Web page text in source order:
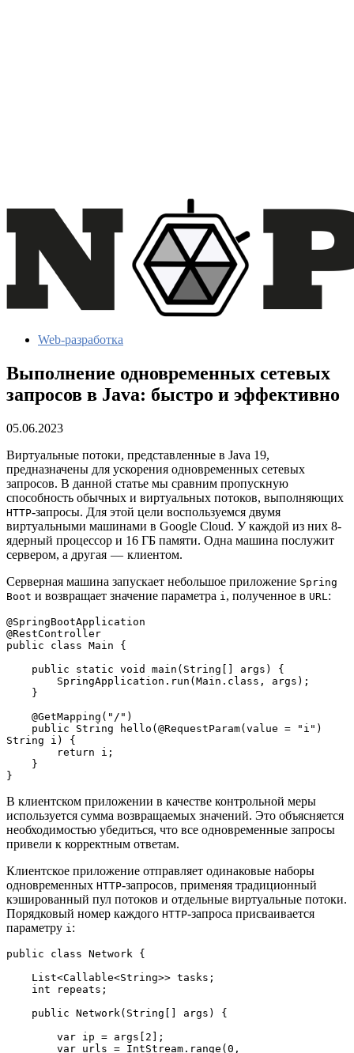
Web-разработка
Выполнение одновременных сетевых
запросов в Java: быстро и эффективно
05.06.2023
Виртуальные потоки, представленные в Java 19,
предназначены для ускорения одновременных сетевых
запросов. В данной статье мы сравним пропускную
способность обычных и виртуальных потоков, выполняющих
HTTP-запросы. Для этой цели воспользуемся двумя
виртуальными машинами в Google Cloud. У каждой из них 8-
ядерный процессор и 16 ГБ памяти. Одна машина послужит
сервером, а другая — клиентом.
Серверная машина запускает небольшое приложение Spring
Boot и возвращает значение параметра i , полученное в URL :
@SpringBootApplication
@RestController
public class Main {
    public static void main(String[] args) {
        SpringApplication.run(Main.class, args);
    }
    @GetMapping("/")
String i) {
        return i;
    }
}
В клиентском приложении в качестве контрольной меры
используется сумма возвращаемых значений. Это объясняется
необходимостью убедиться, что все одновременные запросы
привели к корректным ответам.
Клиентское приложение отправляет одинаковые наборы
одновременных HTTP-запросов, применяя традиционный
кэшированный пул потоков и отдельные виртуальные потоки.
Порядковый номер каждого HTTP-запроса присваивается
параметру i :
public class Network {
    List<Callable<String>> tasks;
    int repeats;
    public Network(String[] args) {
        var ip = args[2];